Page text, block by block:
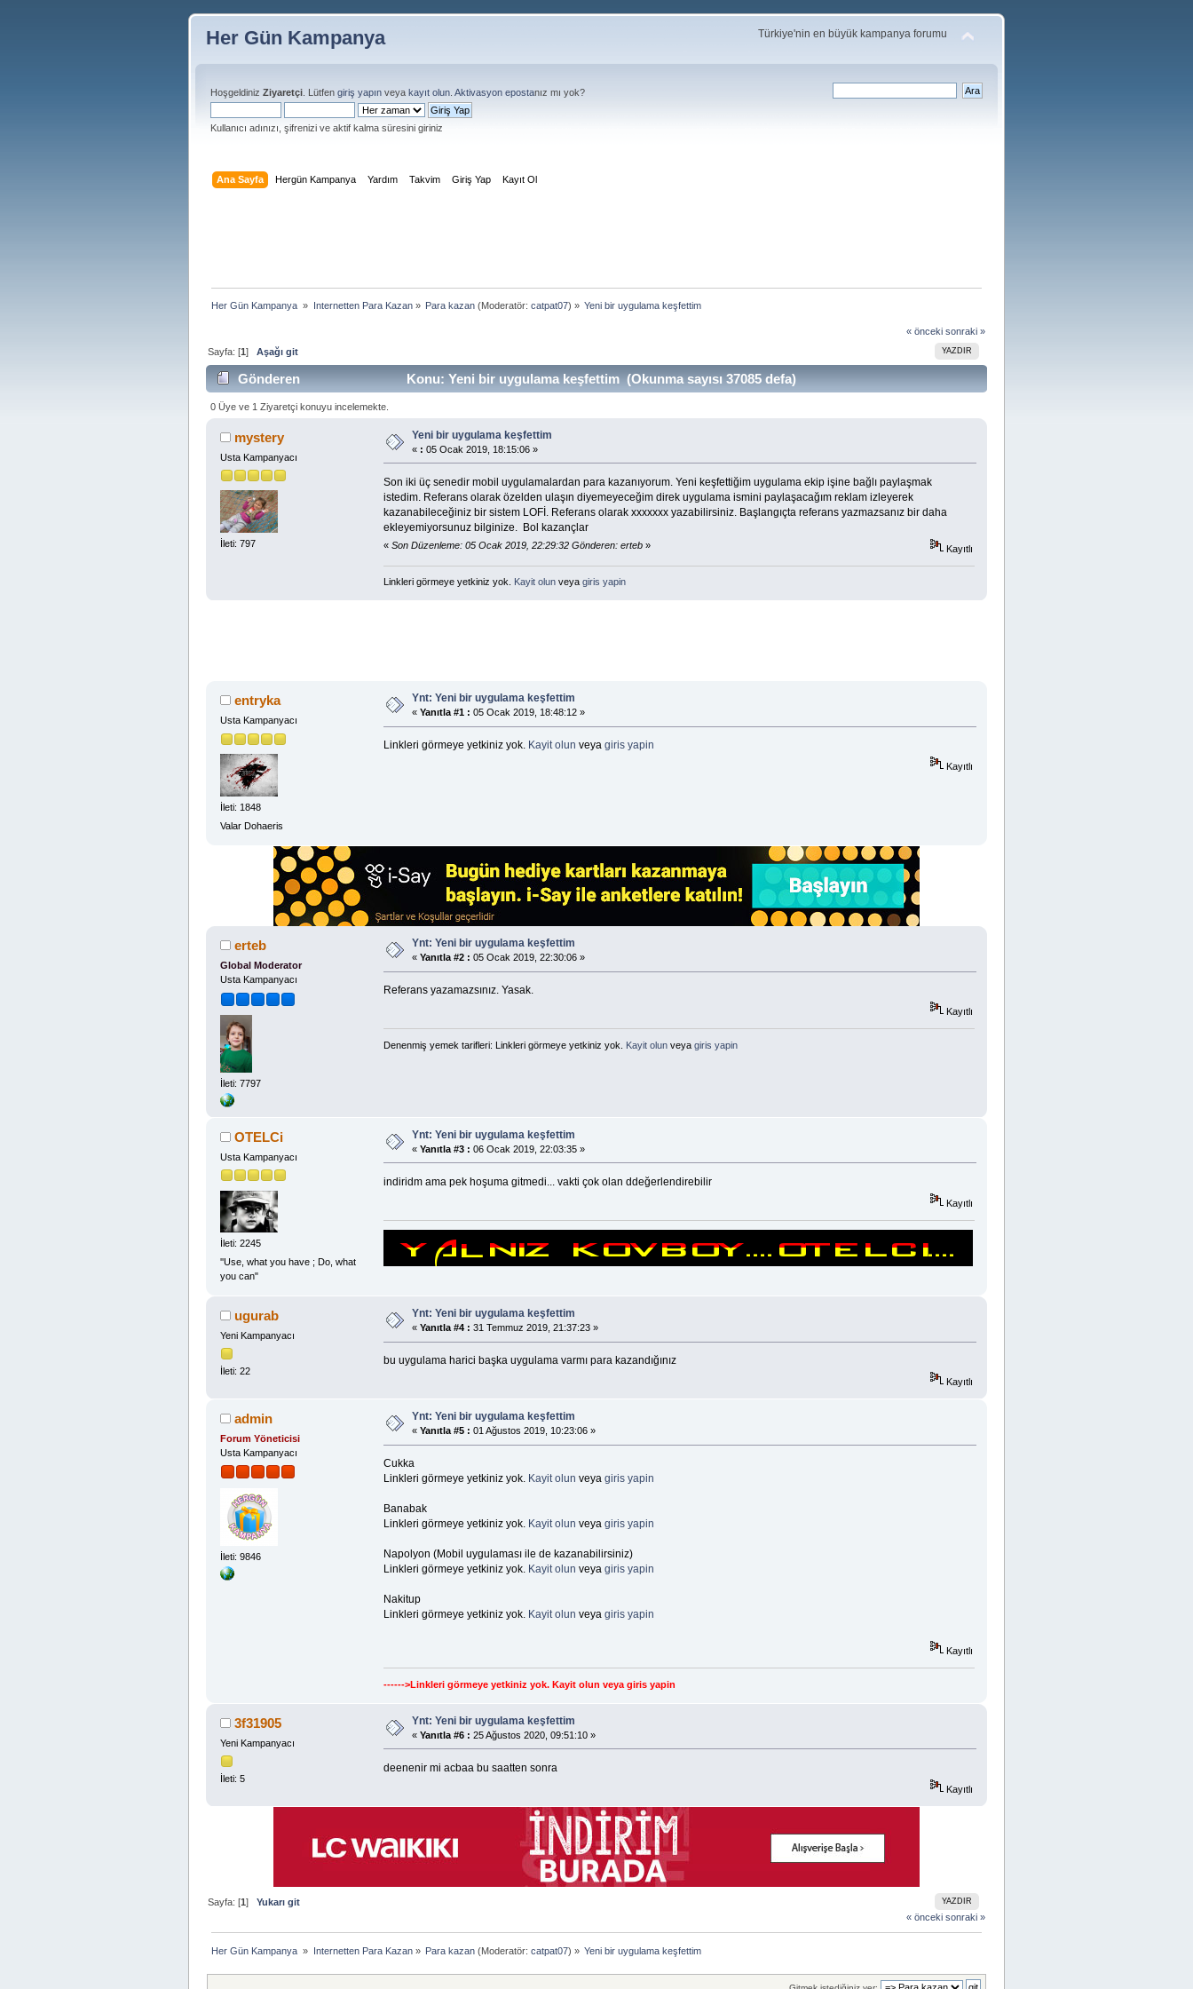
Her Gün Kampanya Türkiye'nin en büyük kampanya forumu
Hoşgeldiniz Ziyaretçi . Lütfen giriş yapın veya kayıt olun Aktivasyon epostanız mı yok?
Kullanıcı adınızı, şifrenizi ve aktif kalma süresini giriniz
Ana Sayfa Hergün Kampanya Yardım Takvim Giriş Yap Kayıt Ol
Her Gün Kampanya » Internetten Para Kazan» Para kazan(Moderatör: catpat07) » Yeni bir uygulama keşfettim
« önceki sonraki »
YAZDIR
Sayfa: [1]Aşağı git
Gönderen Konu: Yeni bir uygulama keşfettim (Okunma sayısı 37085 defa)
0 Üye ve 1 Ziyaretçi konuyu incelemekte.
mystery
Usta Kampanyacı
İleti: 797
Yeni bir uygulama keşfettim
« : 05 Ocak 2019, 18:15:06 »
Son iki üç senedir mobil uygulamalardan para kazanıyorum. Yeni keşfettiğim uygulama ekip işine bağlı paylaşmak
istedim. Referans olarak özelden ulaşın diyemeyeceğim direk uygulama ismini paylaşacağım reklam izleyerek
kazanabileceğiniz bir sistem LOFİ. Referans olarak xxxxxxx yazabilirsiniz. Başlangıçta referans yazmazsanız bir daha
ekleyemiyorsunuz bilginize. Bol kazançlar
« Son Düzenleme: 05 Ocak 2019, 22:29:32 Gönderen: erteb» Kayıtlı
Linkleri görmeye yetkiniz yok. Kayit olunveya giris yapin
entryka
Usta Kampanyacı
İleti: 1848
Valar Dohaeris
Ynt: Yeni bir uygulama keşfettim
« Yanıtla #1 : 05 Ocak 2019, 18:48:12 »
Linkleri görmeye yetkiniz yok. Kayit olun veya giris yapin
Kayıtlı
erteb
Global Moderator
Usta Kampanyacı
İleti: 7797
Ynt: Yeni bir uygulama keşfettim
« Yanıtla #2 : 05 Ocak 2019, 22:30:06 »
Referans yazamazsınız. Yasak.
Kayıtlı
Denenmiş yemek tarifleri: Linkleri görmeye yetkiniz yok. Kayit olunveya giris yapin
OTELCi
Usta Kampanyacı
İleti: 2245
''Use, what you have ; Do, what
you can"
Ynt: Yeni bir uygulama keşfettim
« Yanıtla #3 : 06 Ocak 2019, 22:03:35 »
indiridm ama pek hoşuma gitmedi... vakti çok olan ddeğerlendirebilir
Kayıtlı
ugurab
Yeni Kampanyacı
İleti: 22
Ynt: Yeni bir uygulama keşfettim
« Yanıtla #4 : 31 Temmuz 2019, 21:37:23 »
bu uygulama harici başka uygulama varmı para kazandığınız
Kayıtlı
admin
Forum Yöneticisi
Usta Kampanyacı
İleti: 9846
Ynt: Yeni bir uygulama keşfettim
« Yanıtla #5 : 01 Ağustos 2019, 10:23:06 »
Cukka
Linkleri görmeye yetkiniz yok. Kayit olun veya giris yapin
Banabak
Linkleri görmeye yetkiniz yok. Kayit olun veya giris yapin
Napolyon (Mobil uygulaması ile de kazanabilirsiniz)
Linkleri görmeye yetkiniz yok. Kayit olun veya giris yapin
Nakitup
Linkleri görmeye yetkiniz yok. Kayit olun veya giris yapin
Kayıtlı
------>Linkleri görmeye yetkiniz yok. Kayit olun veya giris yapin
3f31905
Yeni Kampanyacı
İleti: 5
Ynt: Yeni bir uygulama keşfettim
« Yanıtla #6 : 25 Ağustos 2020, 09:51:10 »
deenenir mi acbaa bu saatten sonra
Kayıtlı
YAZDIR
Sayfa: [1]Yukarı git
« önceki sonraki »
Her Gün Kampanya » Internetten Para Kazan» Para kazan(Moderatör: catpat07) » Yeni bir uygulama keşfettim